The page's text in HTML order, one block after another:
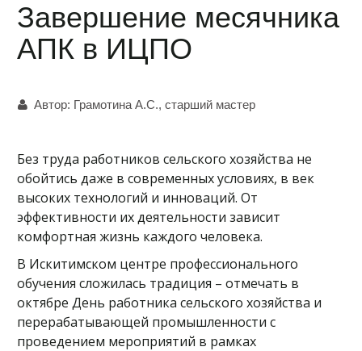
Завершение месячника
АПК в ИЦПО
Автор: Грамотина А.С., старший мастер
Без труда работников сельского хозяйства не
обойтись даже в современных условиях, в век
высоких технологий и инноваций. От
эффективности их деятельности зависит
комфортная жизнь каждого человека.
В Искитимском центре профессионального
обучения сложилась традиция – отмечать в
октябре День работника сельского хозяйства и
перерабатывающей промышленности с
проведением мероприятий в рамках